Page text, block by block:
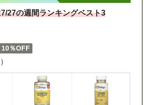
27の週間ランキングベスト3
10％OFF